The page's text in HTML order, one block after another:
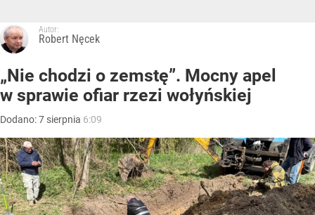
Autor:
Robert Nęcek
„Nie chodzi o zemstę”. Mocny apel
w sprawie ofiar rzezi wołyńskiej
Dodano:7 sierpnia 6:09